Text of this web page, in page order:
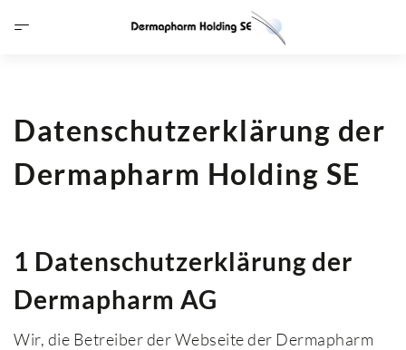
Datenschutzerklärung der
Dermapharm Holding SE
1 Datenschutzerklärung der
Dermapharm AG
Wir, die Betreiber der Webseite der Dermapharm